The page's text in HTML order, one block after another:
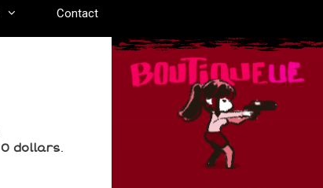
Contact
0 dollars.